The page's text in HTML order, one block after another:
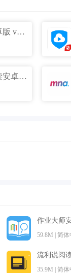
从感知出发，
学程安卓版 v1.13.0 官方免费版
英语阅读安卓版 v6.7.0525 官方最新版
作业大师
59.8M | 简体
流利说阅
35.9M | 简体